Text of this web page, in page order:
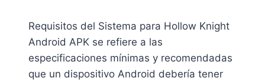
Requisitos del Sistema para Hollow Knight
Android APK se refiere a las
especificaciones mínimas y recomendadas
que un dispositivo Android debería tener